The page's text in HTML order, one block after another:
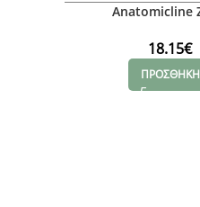
Anatomicline
18.15€
ΠΡΟΣΘΗΚΗ